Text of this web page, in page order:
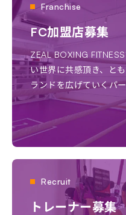
Franchise
FC加盟店募集
ZEAL BOXING
い世界に共感頂き、と
ランドを広げていくパ
Recruit
トレーナー募集